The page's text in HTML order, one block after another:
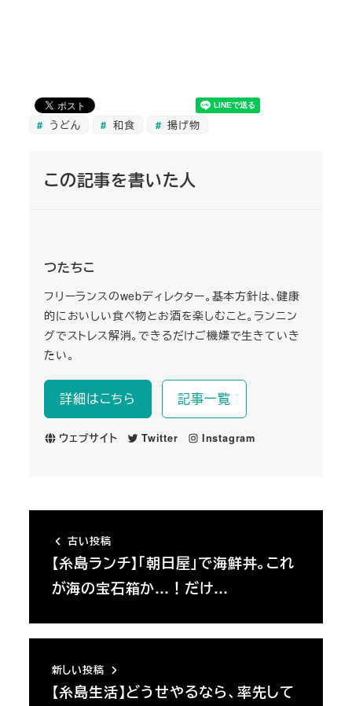
うどん 和食 揚げ物
この記事を書いた人
つたちこ
フリーランスのwebディレクター。基本方針は、健康
的においしい食べ物とお酒を楽しむこと。ランニン
グでストレス解消。できるだけご機嫌で生きていき
たい。
詳細はこちら 記事一覧
ウェブサイト Twitter Instagram
古い投稿
【糸島ランチ】「朝日屋」で海鮮丼。これ
が海の宝石箱か…！だけ…
新しい投稿
【糸島生活】どうせやるなら、率先して